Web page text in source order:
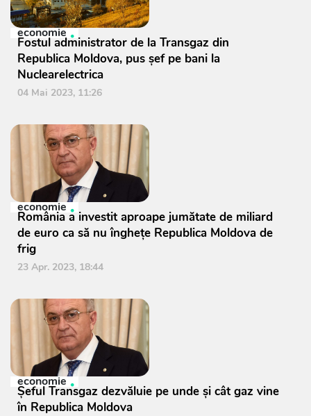
economie
Fostul administrator de la Transgaz din
Republica Moldova, pus șef pe bani la
Nuclearelectrica
04 Mai 2023, 11:26
economie
România a investit aproape jumătate de miliard
de euro ca să nu înghețe Republica Moldova de
frig
23 Apr. 2023, 18:44
economie
Șeful Transgaz dezvăluie pe unde și cât gaz vine
în Republica Moldova